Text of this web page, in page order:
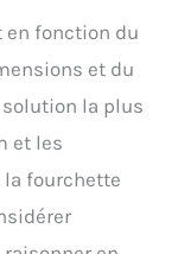
en fonction du
et du
solution la plus
et les
fourchette